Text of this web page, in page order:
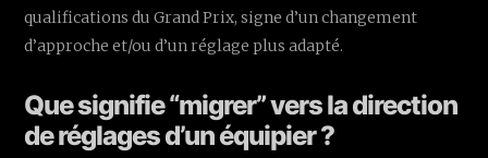
qualifications du Grand Prix, signe d’un changement
d’approche et/ou d’un réglage plus adapté.
Que signifie “migrer” vers la direction
de réglages d’un équipier ?